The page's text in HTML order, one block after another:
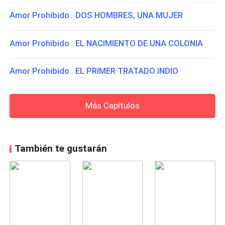
Amor Prohibido DOS HOMBRES, UNA MUJER
Amor Prohibido EL NACIMIENTO DE UNA COLONIA
Amor Prohibido EL PRIMER TRATADO INDIO
Más Capítulos
También te gustarán